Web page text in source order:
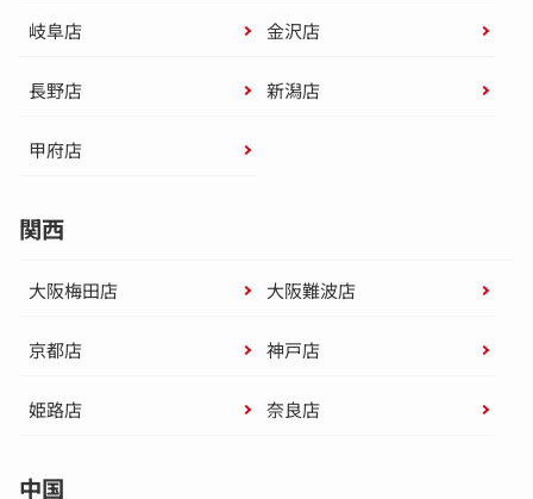
岐阜店 金沢店
長野店 新潟店
甲府店
関西
大阪梅田店 大阪難波店
京都店 神戸店
姫路店 奈良店
中国